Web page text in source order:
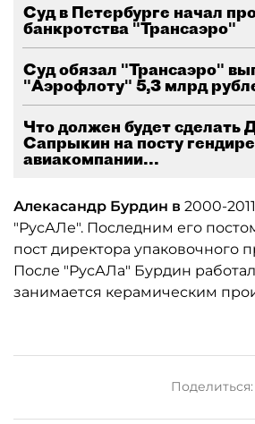
Суд в Петербурге начал
банкротства "Трансаэро"
Суд обязал "Трансаэро"
"Аэрофлоту" 5,3 млрд
Что должен будет сделать
Сапрыкин на посту
авиакомпании...
Алекасандр Бурдин в 2000-
"РусАЛе". Последним его
пост директора упаковочного
После "РусАЛа" Бурдин
занимается керамическим
Поделиться: